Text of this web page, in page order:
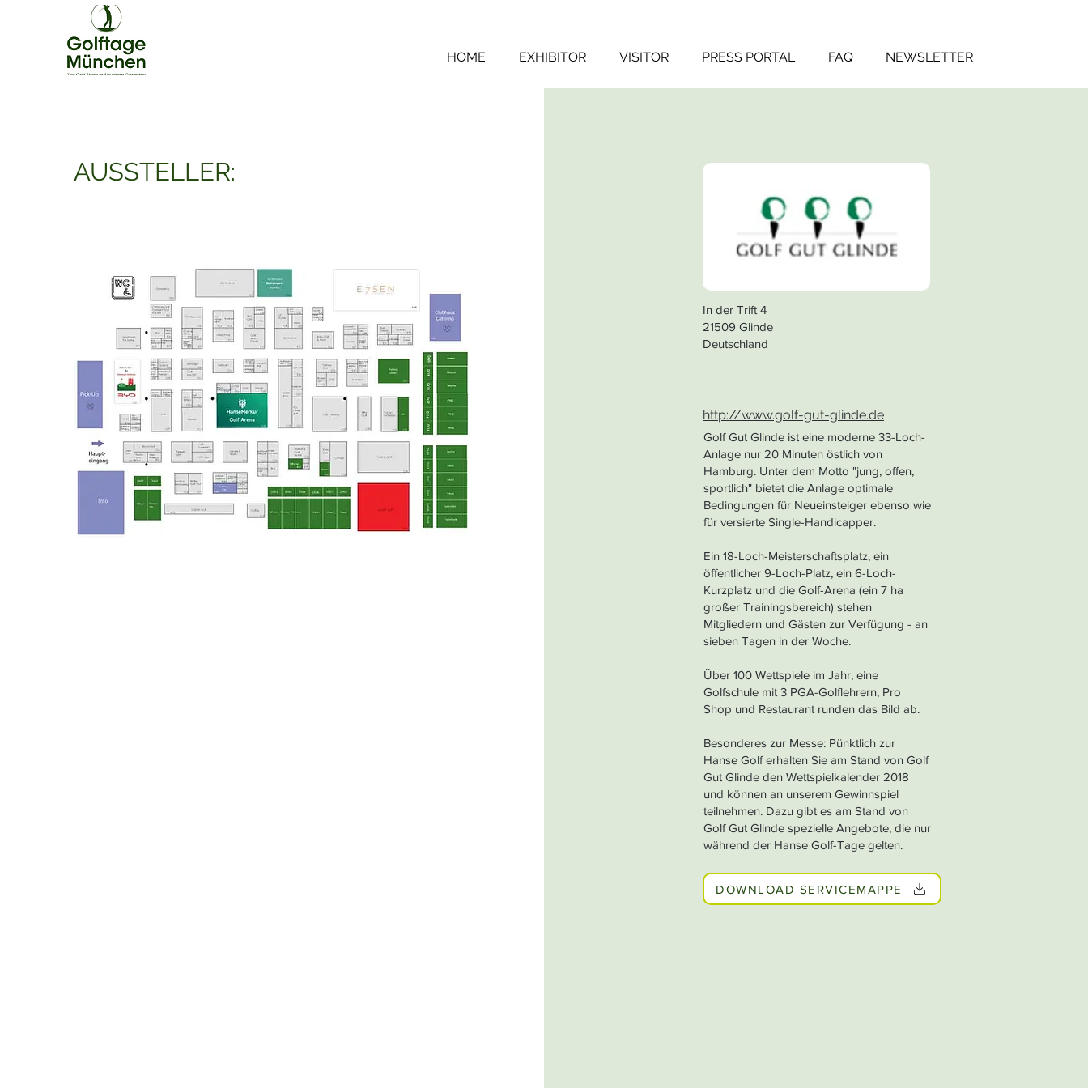
HOME EXHIBITOR VISITOR PRESS PORTAL FAQ NEWSLETTER
AUSSTELLER:
In der Trift 4
21509 Glinde
Deutschland
http://www.golf-gut-glinde.de
Golf Gut Glinde ist eine moderne 33-Loch-
Anlage nur 20 Minuten östlich von
Hamburg. Unter dem Motto "jung, offen,
sportlich" bietet die Anlage optimale
Bedingungen für Neueinsteiger ebenso wie
für versierte Single-Handicapper.
Ein 18-Loch-Meisterschaftsplatz, ein
öffentlicher 9-Loch-Platz, ein 6-Loch-
Kurzplatz und die Golf-Arena (ein 7 ha
großer Trainingsbereich) stehen
Mitgliedern und Gästen zur Verfügung - an
sieben Tagen in der Woche.
Über 100 Wettspiele im Jahr, eine
Golfschule mit 3 PGA-Golflehrern, Pro
Shop und Restaurant runden das Bild ab.
Besonderes zur Messe: Pünktlich zur
Hanse Golf erhalten Sie am Stand von Golf
Gut Glinde den Wettspielkalender 2018
und können an unserem Gewinnspiel
teilnehmen. Dazu gibt es am Stand von
Golf Gut Glinde spezielle Angebote, die nur
während der Hanse Golf-Tage gelten.
DOWNLOAD SERVICEMAPPE